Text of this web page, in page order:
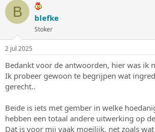
r
e
i
n
g
e
n
:
B blefke
Stoker
2 jul 2025
Bedankt voor de antwoorden, hier was ik
Ik probeer gewoon te begrijpen wat
gerecht..
Beide is iets met gember in welke
hebben een totaal andere uitwerking op
Dat is voor mij vaak moeilijk, net zoals